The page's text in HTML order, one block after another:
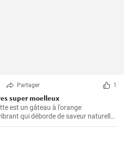
Partager 1
super moelleux
est un gâteau à l'orange
qui déborde de saveur naturelle